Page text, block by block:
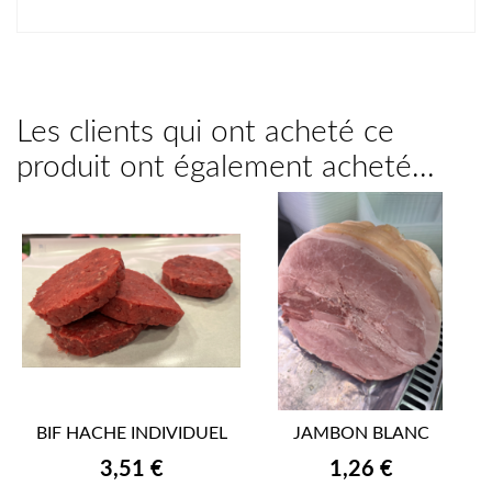
Les clients qui ont acheté ce
produit ont également acheté...
BIF HACHE INDIVIDUEL
Prix
3,51 €
JAMBON BLANC
Prix
1,26 €